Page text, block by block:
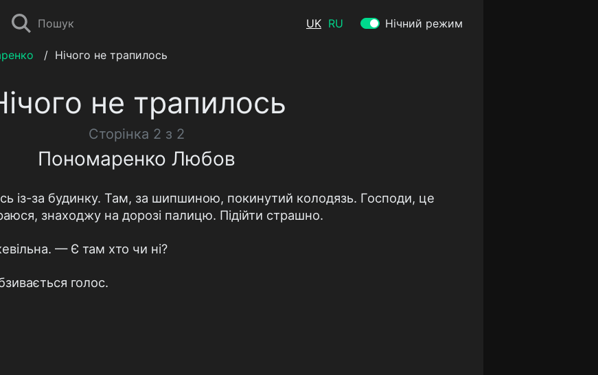
Пошук UK RU Нічний режим
/ Нічого не трапилось
не трапилось
Сторінка 2 з 2
Пономаренко Любов
із-за будинку. Там, за шипшиною, покинутий колодязь. Господи, це
знаходжу на дорозі палицю. Підійти страшно.
— Є там хто чи ні?
голос.